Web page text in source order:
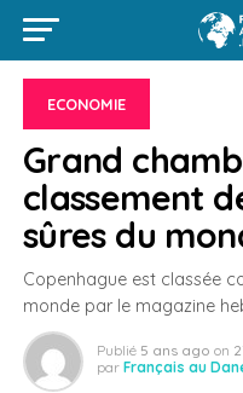
ECONOMIE
Grand
classement
sûres du
Copenhague est classée
monde par le magazine
Publié 5 ans ago on
par Français au